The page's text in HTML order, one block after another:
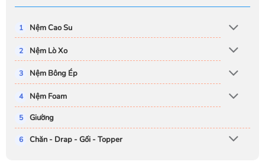
Nệm Cao Su
Nệm Lò Xo
Nệm Bông Ép
Nệm Foam
Giường
Chăn - Drap - Gối - Topper